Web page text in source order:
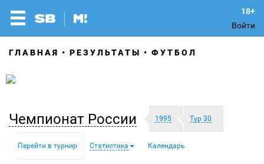
Войти
ГЛАВНАЯ РЕЗУЛЬТАТЫ ФУТБОЛ
Чемпионат России 1995 Тур 30
Перейти в турнир Статистика Календарь